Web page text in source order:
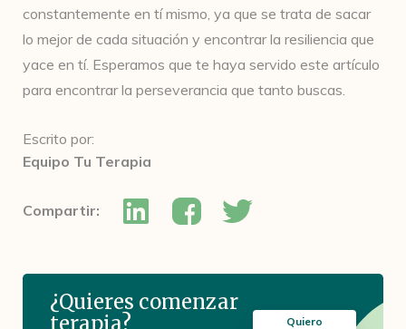
constantemente en tí mismo, ya que se trata de sacar
lo mejor de cada situación y encontrar la resiliencia que
yace en tí. Esperamos que te haya servido este artículo
para encontrar la perseverancia que tanto buscas.
Escrito por:
Equipo Tu Terapia
Compartir:
¿Quieres comenzar
terapia?
Quiero